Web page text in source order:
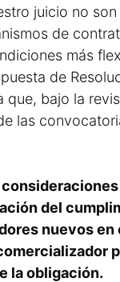
juicio no
de
más
de
bajo la
las
del
nuevos
la obligación.